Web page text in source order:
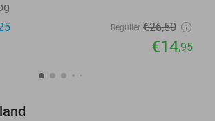
Regulier €26,50
€14,95